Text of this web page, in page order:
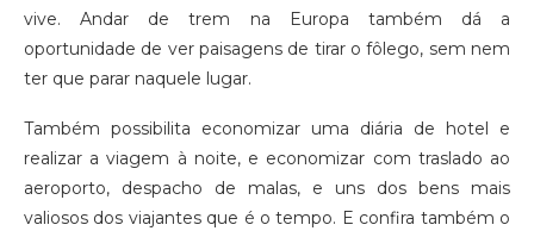
vive. Andar de trem na Europa também dá a
oportunidade de ver paisagens de tirar o fôlego, sem nem
ter que parar naquele lugar.
Também possibilita economizar uma diária de hotel e
realizar a viagem à noite, e economizar com traslado ao
aeroporto, despacho de malas, e uns dos bens mais
valiosos dos viajantes que é o tempo. E confira também o